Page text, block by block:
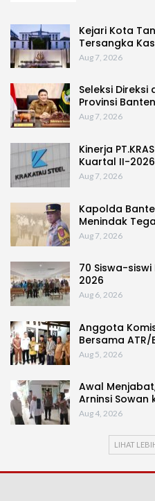
Kejari Kota
Tersangka
Aug 7, 2026
Seleksi Direksi
Provinsi
Aug 7, 2026
Kinerja
Kuartal II-
Aug 7, 2026
Kapolda
Menindak
Aug 7, 2026
70 Siswa-siswi
2026
Aug 6, 2026
Anggota
Bersama ATR/
Aug 5, 2026
Awal
Arninsi Sowan
Aug 4, 2026
LIHAT